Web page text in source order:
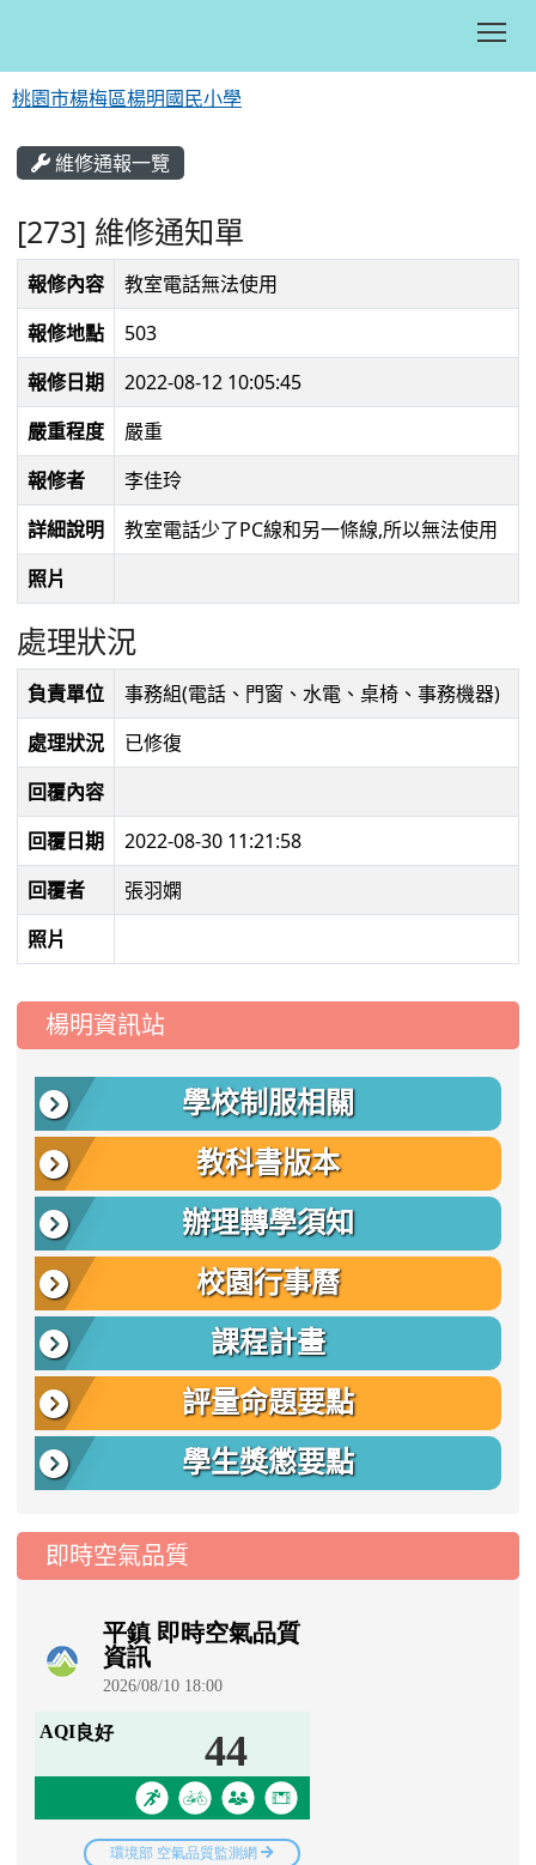
桃園市楊梅區楊明國民小學
維修通報一覽
[273] 維修通知單
報修內容
教室電話無法使用
報修地點
503
報修日期
2022-08-12 10:05:45
嚴重程度
嚴重
報修者
李佳玲
詳細說明
教室電話少了PC線和另一條線,所以無法使用
照片
處理狀況
負責單位
事務組(電話、門窗、水電、桌椅、事務機器)
處理狀況
已修復
回覆內容
回覆日期
2022-08-30 11:21:58
回覆者
張羽嫻
照片
::: 楊明資訊站
學校制服相關
教科書版本
辦理轉學須知
校園行事曆
課程計畫
評量命題要點
學生獎懲要點
即時空氣品質